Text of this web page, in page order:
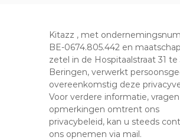
c
h
o
o
l
K
i
n
m
e
n
Kitazz , met
BE-0674.805.442 en
zetel in de Hospitaalstraat 31 te
Beringen, verwerkt
overeenkomstig deze
Voor verdere informatie,
opmerkingen omtrent ons
privacybeleid, kan u steeds
ons opnemen via mail.